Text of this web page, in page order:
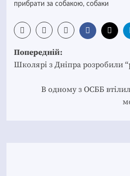
прибрати за собакою, собаки
Post
navigation
Попередній:
Школярі з Дніпра розробили
В одному з ОСББ